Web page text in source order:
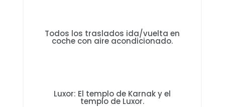
Todos los traslados ida/vuelta en
coche con aire acondicionado.
Luxor: El templo de Karnak y el
templo de Luxor.